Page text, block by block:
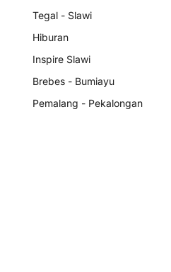
Tegal - Slawi
Hiburan
Inspire Slawi
Brebes - Bumiayu
Pemalang - Pekalongan